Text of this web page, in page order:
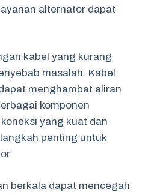
alternator dapat
kabel yang kurang
masalah. Kabel
menghambat aliran
komponen
yang kuat dan
penting untuk
berkala dapat mencegah